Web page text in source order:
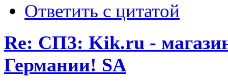
Ответить с цитатой
Re: СП3: Kik.ru -
Германии! SA